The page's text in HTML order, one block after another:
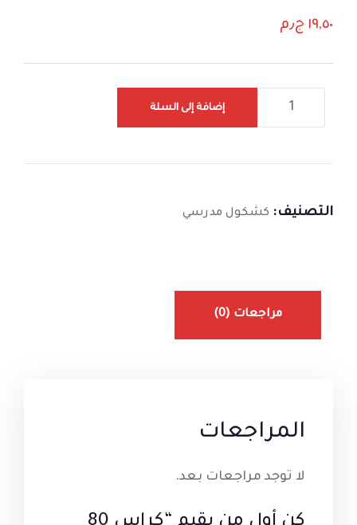
١٩,٥٠ ج٫م
إضافة إلى السلة
التصنيف: كشكول مدرسي
مراجعات (0)
المراجعات
لا توجد مراجعات بعد.